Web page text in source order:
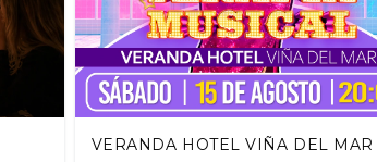
VERANDA HOTEL VIÑA DEL MAR